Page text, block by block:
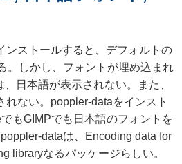
ンストールすると、デフォルトの
。しかし、フォントが埋め込まれ
日本語が表示されない。また、
れない。poppler-dataをインスト
もGIMPでも日本語のフォントを
dataは、Encoding data for
libraryなるパッケージらしい。